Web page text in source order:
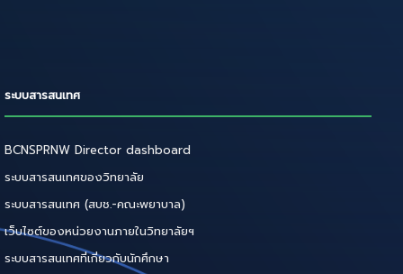
ระบบสารสนเทศ
BCNSPRNW Director dashboard
ระบบสารสนเทศของวิทยาลัย
ระบบสารสนเทศ (สบช.-คณะพยาบาล)
เว็บไซต์ของหน่วยงานภายในวิทยาลัยฯ
ระบบสารสนเทศที่เกี่ยวกับนักศึกษา